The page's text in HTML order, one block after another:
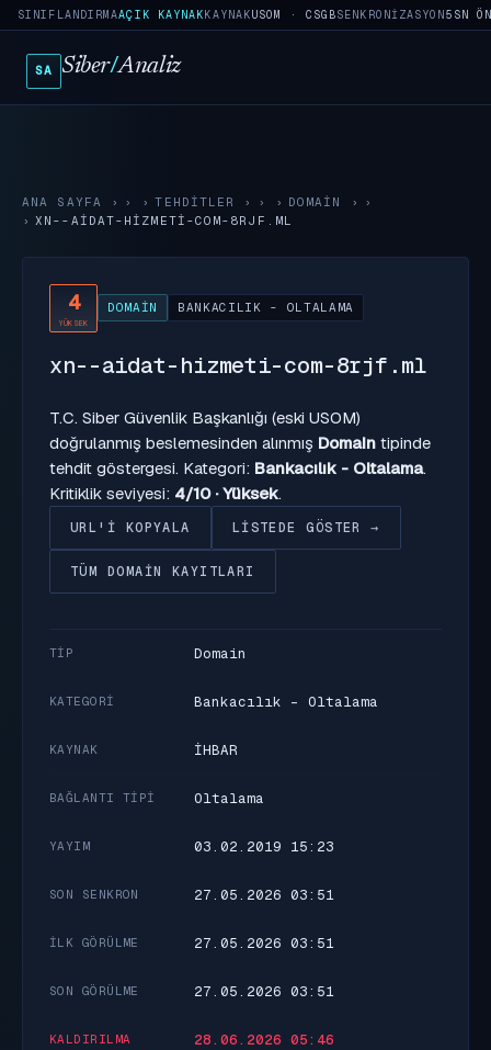
SINIFLANDIRMAAÇIK KAYNAKKAYNAKUSOM · CSGBSENKRONIZASYON5SN
SA Siber/Analiz
ANA SAYFA › TEHDITLER › DOMAIN
›
XN--AIDAT-HIZMETI-COM-8RJF.ML
4
YÜKSEK
DOMAIN BANKACILIK - OLTALAMA
xn--aidat-hizmeti-com-8rjf.ml
T.C. Siber Güvenlik Başkanlığı (eski USOM)
doğrulanmış beslemesinden alınmış Domain tipinde
tehdit göstergesi. Kategori: Bankacılık - Oltalama.
Kritiklik seviyesi: 4/10 · Yüksek.
URL'I KOPYALA LISTEDE GÖSTER →
TÜM DOMAIN KAYITLARI
TIP Domain
KATEGORI Bankacılık - Oltalama
KAYNAK İHBAR
BAĞLANTI TIPI Oltalama
YAYIM 03.02.2019 15:23
SON SENKRON 27.05.2026 03:51
İLK GÖRÜLME 27.05.2026 03:51
SON GÖRÜLME 27.05.2026 03:51
KALDIRILMA 28.06.2026 05:46